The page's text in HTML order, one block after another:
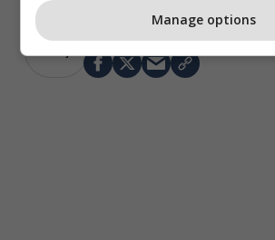
Manage options